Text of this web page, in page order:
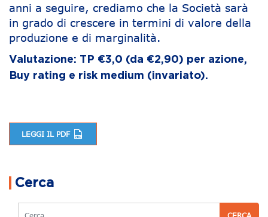
anni a seguire, crediamo che la Società sarà
in grado di crescere in termini di valore della
produzione e di marginalità.
Valutazione: TP €3,0 (da €2,90) per azione,
Buy rating e risk medium (invariato).
LEGGI IL PDF
Cerca
Cerca